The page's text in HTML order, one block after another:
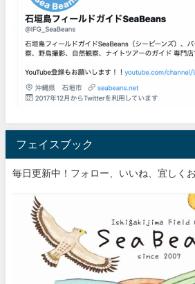
フェイスブック
毎日更新中！フォロー、いいね、宜しく